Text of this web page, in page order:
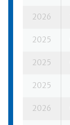
2026
2025
2025
2025
2026